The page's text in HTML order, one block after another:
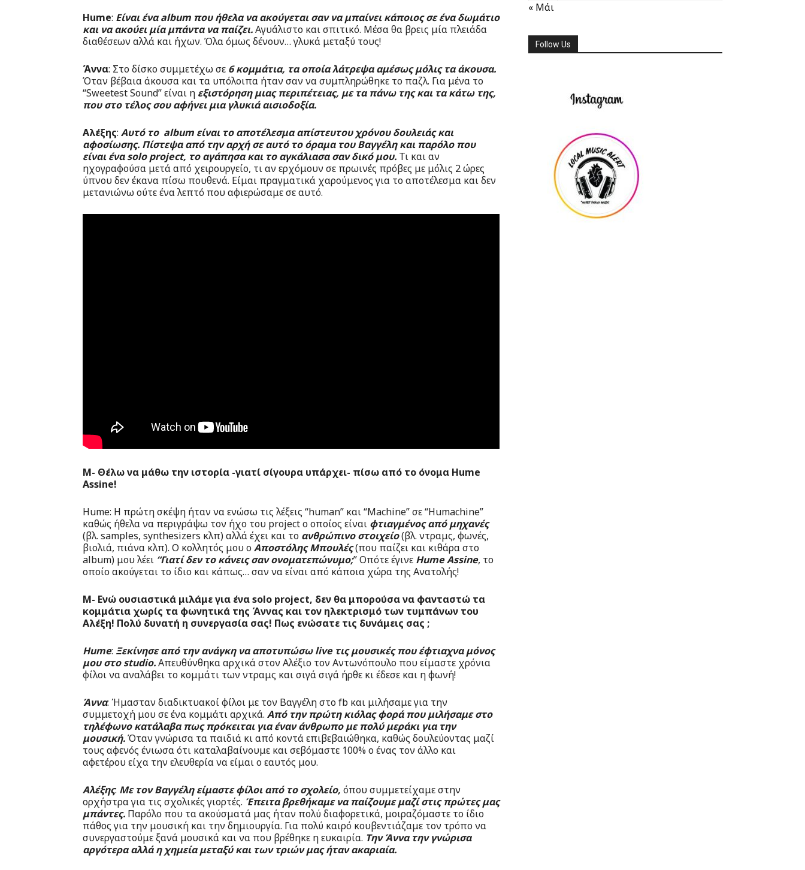
Hume: Είναι ένα album που ήθελα να ακούγεται σαν να μπαίνει κάποιος σε ένα δωμάτιο
και να ακούει μία μπάντα να παίζει.Αγυάλιστο και σπιτικό. Μέσα θα βρεις μία πλειάδα
διαθέσεων αλλά και ήχων. Όλα όμως δένουν… γλυκά μεταξύ τους!
Άννα: Στο δίσκο συμμετέχω σε 6 κομμάτια, τα οποία λάτρεψα αμέσως μόλις τα άκουσα.
Όταν βέβαια άκουσα και τα υπόλοιπα ήταν σαν να συμπληρώθηκε το παζλ. Για μένα το
“Sweetest Sound” είναι η εξιστόρηση μιας περιπέτειας, με τα πάνω της και τα κάτω της,
που στο τέλος σου αφήνει μια γλυκιά αισιοδοξία.
Αλέξης: Aυτό το album είναι το αποτέλεσμα απίστευτου χρόνου δουλειάς και
αφοσίωσης. Πίστεψα από την αρχή σε αυτό το όραμα του Βαγγέλη και παρόλο που
είναι ένα solo project, το αγάπησα και το αγκάλιασα σαν δικό μου. Τι και αν
ηχογραφούσα μετά από χειρουργείο, τι αν ερχόμουν σε πρωινές πρόβες με μόλις 2 ώρες
ύπνου δεν έκανα πίσω πουθενά. Είμαι πραγματικά χαρούμενος για το αποτέλεσμα και δεν
μετανιώνω ούτε ένα λεπτό που αφιερώσαμε σε αυτό.
Μ- Θέλω να μάθω την ιστορία -γιατί σίγουρα υπάρχει- πίσω από το όνομα Ηume
Assine!
Hume: Η πρώτη σκέψη ήταν να ενώσω τις λέξεις “human” και “Machine” σε “Humachine”
καθώς ήθελα να περιγράψω τον ήχο του project ο οποίος είναι φτιαγμένος από μηχανές
(βλ. samples, synthesizers κλπ) αλλά έχει και το ανθρώπινο στοιχείο(βλ. ντραμς, φωνές,
βιολιά, πιάνα κλπ). Ο κολλητός μου οΑποστόλης Μπουλές(που παίζει και κιθάρα στο
album) μου λέει “Γιατί δεν το κάνεις σαν ονοματεπώνυμο;” Οπότε έγινε Hume Assine, το
οποίο ακούγεται το ίδιο και κάπως… σαν να είναι από κάποια χώρα της Ανατολής!
Μ- Ενώ ουσιαστικά μιλάμε για ένα solo project, δεν θα μπορούσα να φανταστώ τα
κομμάτια χωρίς τα φωνητικά της Άννας και τον ηλεκτρισμό των τυμπάνων του
Αλέξη! Πολύ δυνατή η συνεργασία σας! Πως ενώσατε τις δυνάμεις σας ;
Hume: Ξεκίνησε από την ανάγκη να αποτυπώσω live τις μουσικές που έφτιαχνα μόνος
μου στο studio.Απευθύνθηκα αρχικά στον Αλέξιο τον Αντωνόπουλο που είμαστε χρόνια
φίλοι να αναλάβει το κομμάτι των ντραμς και σιγά σιγά ήρθε κι έδεσε και η φωνή!
Άννα: Ήμασταν διαδικτυακοί φίλοι με τον Βαγγέλη στο fb και μιλήσαμε για την
συμμετοχή μου σε ένα κομμάτι αρχικά. Από την πρώτη κιόλας φορά που μιλήσαμε στο
τηλέφωνο κατάλαβα πως πρόκειται για έναν άνθρωπο με πολύ μεράκι για την
μουσική.Όταν γνώρισα τα παιδιά κι από κοντά επιβεβαιώθηκα, καθώς δουλεύοντας μαζί
τους αφενός ένιωσα ότι καταλαβαίνουμε και σεβόμαστε 100% ο ένας τον άλλο και
αφετέρου είχα την ελευθερία να είμαι ο εαυτός μου.
Αλέξης: Με τον Βαγγέλη είμαστε φίλοι από το σχολείο, όπου συμμετείχαμε στην
ορχήστρα για τις σχολικές γιορτές. Έπειτα βρεθήκαμε να παίζουμε μαζί στις πρώτες μας
μπάντες. Παρόλο που τα ακούσματά μας ήταν πολύ διαφορετικά, μοιραζόμαστε το ίδιο
πάθος για την μουσική και την δημιουργία. Για πολύ καιρό κουβεντιάζαμε τον τρόπο να
συνεργαστούμε ξανά μουσικά και να που βρέθηκε η ευκαιρία. Την Άννα την γνώρισα
αργότερα αλλά η χημεία μεταξύ και των τριών μας ήταν ακαριαία.
« Μάι
Follow Us